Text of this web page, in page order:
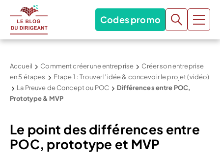
Codes promo
Accueil Comment créer une entreprise
Créer son entreprise
en 5 étapes
Etape 1 : Trouver l’idée & concevoir le projet (vidéo)
La Preuve de Concept ou POC
Différences entre POC,
Prototype & MVP
Le point des différences entre
POC, prototype et MVP